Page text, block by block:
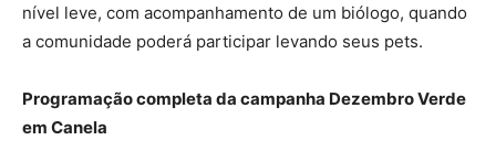
nível leve, com acompanhamento de um biólogo, quando
a comunidade poderá participar levando seus pets.
Programação completa da campanha Dezembro Verde
em Canela